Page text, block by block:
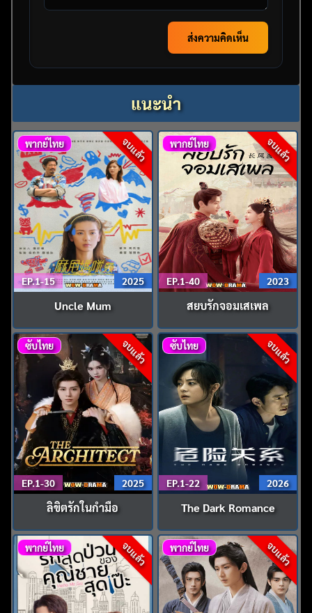
ส่งความคิดเห็น
แนะนำ
จบแล้ว
พากย์ไทย
EP.1-15 2025
Uncle Mum
จบแล้ว
พากย์ไทย
EP.1-40 2023
สยบรักจอมเสเพล
จบแล้ว
ซับไทย
EP.1-30 2025
ลิขิตรักในกำมือ
จบแล้ว
ซับไทย
EP.1-22 2026
The Dark Romance
จบแล้ว
พากย์ไทย จบแล้ว
พากย์ไทย